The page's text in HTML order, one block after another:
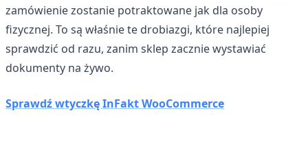
zamówienie zostanie potraktowane jak dla osoby
fizycznej. To są właśnie te drobiazgi, które najlepiej
sprawdzić od razu, zanim sklep zacznie wystawiać
dokumenty na żywo.
Sprawdź wtyczkę InFakt WooCommerce